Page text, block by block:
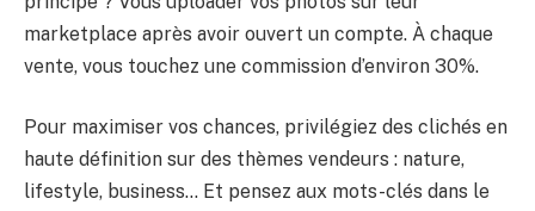
marketplace après avoir ouvert un compte. À chaque
vente, vous touchez une commission d’environ 30%.
Pour maximiser vos chances, privilégiez des clichés en
haute définition sur des thèmes vendeurs : nature,
lifestyle, business… Et pensez aux mots-clés dans le